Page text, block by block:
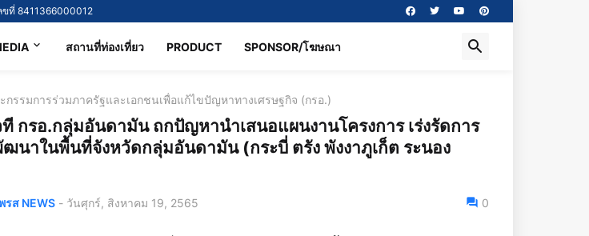
ที่ 8411366000012
สถานที่ท่องเที่ยว PRODUCT SPONSOR/โฆษณา
รรมการร่วมภาครัฐและเอกชนเพื่อแก้ไขปัญหาทางเศรษฐกิจ (กรอ.)
ที กรอ.กลุ่มอันดามัน ถกปัญหานำเสนอแผนงานโครงการ เร่งรัดการ
นาในพื้นที่จังหวัดกลุ่มอันดามัน (กระบี่ ตรัง พังงาภูเก็ต ระนอง
รส NEWS - วันศุกร์, สิงหาคม 19, 2565 0